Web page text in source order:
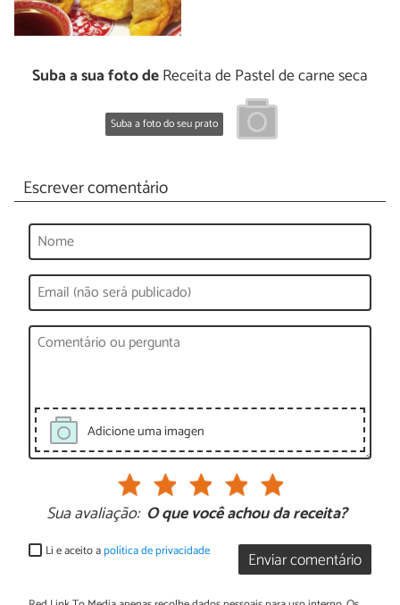
Suba a sua foto deReceita de Pastel de carne seca
Suba a foto do seu prato
Escrever comentário
Adicione uma imagen
Sua avaliação: O que você achou da receita?
Enviar comentário
Li e aceito apolítica de privacidade